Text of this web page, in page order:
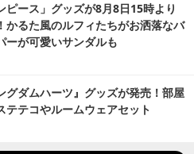
ピース」グッズが8月8日15時より
かるた風のルフィたちがお洒落なバ
ーが可愛いサンダルも
グダムハーツ』グッズが発売！部屋
テテコやルームウェアセット